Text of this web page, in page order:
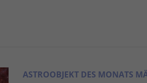
ASTROOBJEKT DES MONATS